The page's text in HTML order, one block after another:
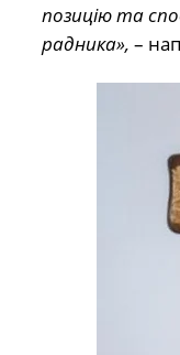
позицію та
радника», –